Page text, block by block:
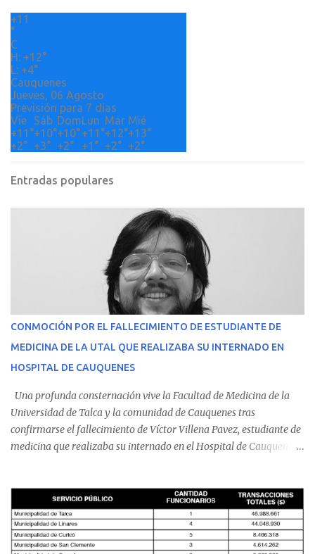
s
+11
°
C
H: +12°
L: +4°
Cauquenes
Jueves, 06 Agosto
Previsión para 7 días
Vie
Sáb DomLun Mar Mié
+11°+10°+10°+11°+12°+13°
+2° +3° +2° +1° +2° +2°
Entradas populares
CONMOCIÓN POR EL FALLECIMIENTO DE ESTUDIANTE DE
MEDICINA DE LA UTAL QUE REALIZABA SU INTERNADO EN
HOSPITAL DE CAUQUENES
Una profunda consternación vive la Facultad de Medicina de la
Universidad de Talca y la comunidad de Cauquenes tras
confirmarse el fallecimiento de Víctor Villena Pavez, estudiante de
medicina que realizaba su internado en el Hospital de Cauquenes.
malestares físicos. Dada la complejidad de su estado de salud, el
equipo médico determinó su traslado de urgencia al Hospital
Regional de Talca y dado la urgencia la ambulancia partió hacia
Talca con escolta de Carabineros. En medio del traslado, el